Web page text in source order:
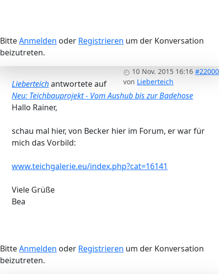
BitteAnmelden oder Registrieren um der Konversation
beizutreten.
10 Nov. 2015 16:16 #22000
von Lieberteich
Lieberteichantwortete auf
Neu: Teichbauprojekt - Vom Aushub bis zur Badehose
Hallo Rainer,
schau mal hier, von Becker hier im Forum, er war für
mich das Vorbild:
www.teichgalerie.eu/index.php?cat=16141
Viele Grüße
Bea
BitteAnmelden oder Registrieren um der Konversation
beizutreten.